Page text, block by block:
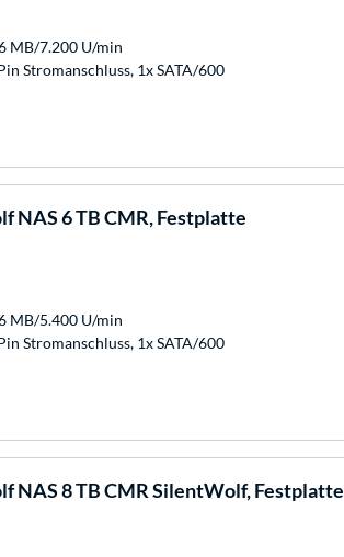
MB/7.200 U/min
Stromanschluss, 1x SATA/600
NAS 6 TB CMR, Festplatte
MB/5.400 U/min
Stromanschluss, 1x SATA/600
NAS 8 TB CMR SilentWolf, Festplatte